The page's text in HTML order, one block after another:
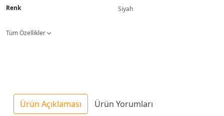
Renk
Siyah
Tüm Özellikler
Ürün Açıklaması Ürün Yorumları